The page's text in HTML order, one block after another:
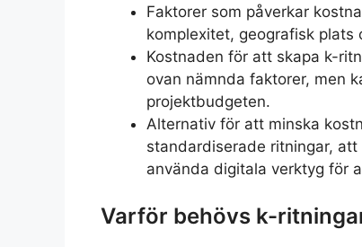
Faktorer som påverkar
komplexitet, geografisk plats
Kostnaden för att skapa k-
ovan nämnda faktorer, men
projektbudgeten.
Alternativ för att minska
standardiserade ritningar,
använda digitala verktyg för
Varför behövs k-